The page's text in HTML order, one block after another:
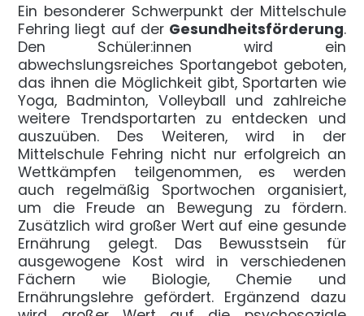
Ein besonderer Schwerpunkt der Mittelschule
Fehring liegt auf der Gesundheitsförderung.
Den Schüler:innen wird ein
abwechslungsreiches Sportangebot geboten,
das ihnen die Möglichkeit gibt, Sportarten wie
Yoga, Badminton, Volleyball und zahlreiche
weitere Trendsportarten zu entdecken und
auszuüben. Des Weiteren, wird in der
Mittelschule Fehring nicht nur erfolgreich an
Wettkämpfen teilgenommen, es werden
auch regelmäßig Sportwochen organisiert,
um die Freude an Bewegung zu fördern.
Zusätzlich wird großer Wert auf eine gesunde
Ernährung gelegt. Das Bewusstsein für
ausgewogene Kost wird in verschiedenen
Fächern wie Biologie, Chemie und
Ernährungslehre gefördert. Ergänzend dazu